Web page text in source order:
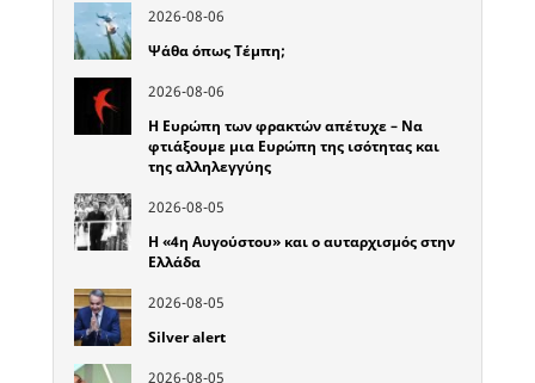
2026-08-06
Ψάθα όπως Τέμπη;
2026-08-06
Η Ευρώπη των φρακτών απέτυχε – Να
φτιάξουμε μια Ευρώπη της ισότητας και
της αλληλεγγύης
2026-08-05
Η «4η Αυγούστου» και ο αυταρχισμός στην
Ελλάδα
2026-08-05
Silver alert
2026-08-05